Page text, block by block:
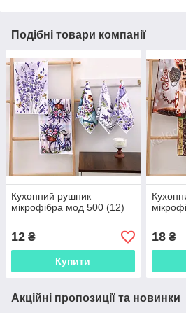
Подібні товари компанії
Кухонний рушник
мікрофібра мод 500 (12)
12 ₴
Купити
18₴
Акційні пропозиції та новинки